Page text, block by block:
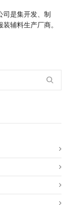
司是集开发、制
辅料生产厂商。